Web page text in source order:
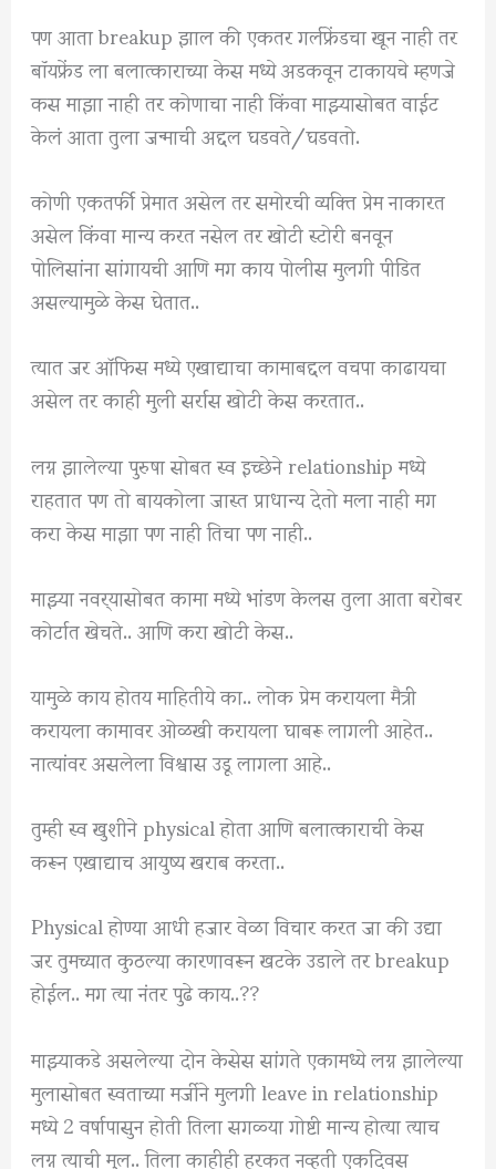
पण आता breakup झाल की एकतर गर्लफ्रेंडचा खून नाही तर
बॉयफ्रेंड ला बलात्काराच्या केस मध्ये अडकवून टाकायचे म्हणजे
कस माझा नाही तर कोणाचा नाही किंवा माझ्यासोबत वाईट
केलं आता तुला जन्माची अद्दल घडवते/घडवतो.
कोणी एकतर्फी प्रेमात असेल तर समोरची व्यक्ति प्रेम नाकारत
असेल किंवा मान्य करत नसेल तर खोटी स्टोरी बनवून
पोलिसांना सांगायची आणि मग काय पोलीस मुलगी पीडित
असल्यामुळे केस घेतात..
त्यात जर ऑफिस मध्ये एखाद्याचा कामाबद्दल वचपा काढायचा
असेल तर काही मुली सर्रास खोटी केस करतात..
लग्न झालेल्या पुरुषा सोबत स्व इच्छेने relationship मध्ये
राहतात पण तो बायकोला जास्त प्राधान्य देतो मला नाही मग
करा केस माझा पण नाही तिचा पण नाही..
माझ्या नवर्‍यासोबत कामा मध्ये भांडण केलस तुला आता बरोबर
कोर्टात खेचते.. आणि करा खोटी केस..
यामुळे काय होतय माहितीये का.. लोक प्रेम करायला मैत्री
करायला कामावर ओळखी करायला घाबरू लागली आहेत..
नात्यांवर असलेला विश्वास उडू लागला आहे..
तुम्ही स्व खुशीने physical होता आणि बलात्काराची केस
करून एखाद्याच आयुष्य खराब करता..
Physical होण्या आधी हजार वेळा विचार करत जा की उद्या
जर तुमच्यात कुठल्या कारणावरून खटके उडाले तर breakup
होईल.. मग त्या नंतर पुढे काय..??
माझ्याकडे असलेल्या दोन केसेस सांगते एकामध्ये लग्न झालेल्या
मुलासोबत स्वताच्या मर्जीने मुलगी leave in relationship
मध्ये 2 वर्षापासुन होती तिला सगळ्या गोष्टी मान्य होत्या त्याच
लग्न त्याची मुल.. तिला काहीही हरकत नव्हती एकदिवस